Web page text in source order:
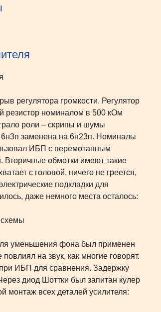
регулятора громкости. Регулятор
резистор номиналом в 500 кОм
роли – скрипы и шумы
заменена на 6н23п. Номиналы
ИБП с перемотанным
Вторичные обмотки имеют такие
с головой, ничего не греется,
подкладки для
даже немного места осталось:
уменьшения фона был применен
на звук, как многие говорят.
ИБП для сравнения. Задержку
диод Шоттки был запитан кулер
монтаж всех деталей усилителя: